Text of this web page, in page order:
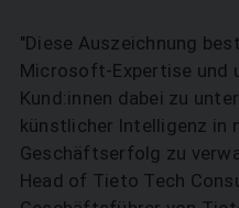
"Diese Auszeichnung
Microsoft-Expertise und
Kund:innen dabei zu
künstlicher Intelligenz in
Geschäftserfolg zu
Head of Tieto Tech